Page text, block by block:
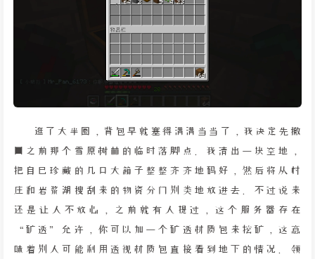
逛了大半圈，背包早就塞得满满当当了，我决定先撤
回之前那个雪原树林的临时落脚点。我清出一块空地，
把自己珍藏的几口大箱子整整齐齐地码好，然后将从村
庄和岩浆湖搜刮来的物资分门别类地放进去。不过说来
还是让人不放心，之前就有人提过，这个服务器存在
“矿透”允许，你可以加一个矿透材质包来挖矿，这意
味着别人可能利用透视材质包直接看到地下的情况。领